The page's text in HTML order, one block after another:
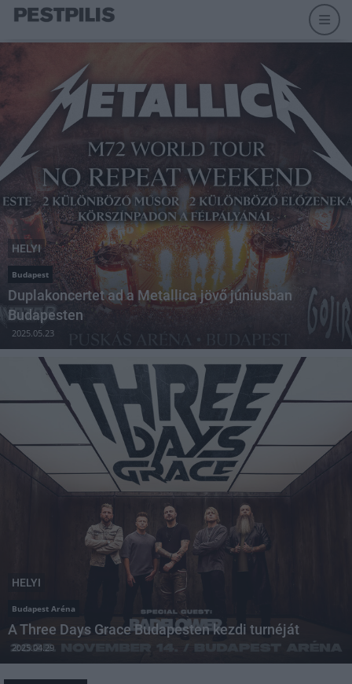
HELYI
Budapest
Duplakoncertet ad a Metallica jövő júniusban
Budapesten
2025.05.23
HELYI
Budapest Aréna
A Three Days Grace Budapesten kezdi turnéját
2025.04.29